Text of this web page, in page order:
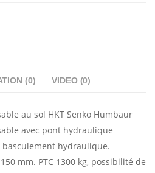
(0) VIDEO (0)
au sol HKT Senko Humbaur
avec pont hydraulique
basculement hydraulique.
mm. PTC 1300 kg, possibilité de